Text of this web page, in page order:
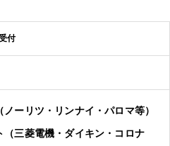
付
ノーリツ・リンナイ・パロマ等）
（三菱電機・ダイキン・コロナ